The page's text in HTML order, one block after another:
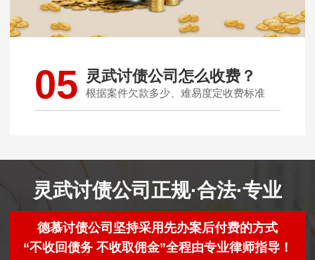
05 灵武讨债公司怎么收费？
根据案件欠款多少、难易度定收费标准
灵武讨债公司正规·合法·专业
德慕讨债公司坚持采用先办案后付费的方式
“不收回债务 不收取佣金”全程由专业律师指导！